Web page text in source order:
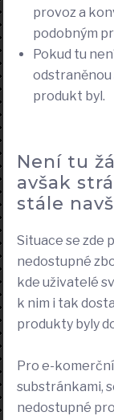
provoz a
podobným
Pokud tu
produkt byl.
Není tu
avšak
stále
Situace se zde
nedostupné
kde uživatelé
k nim i tak
produkty byly
Pro e-
substránkami,
nedostupné